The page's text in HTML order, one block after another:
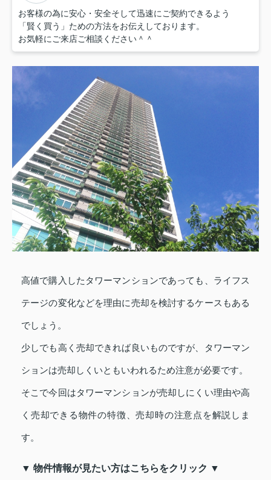
お客様の為に安心・安全そして迅速にご契約できるよう
「賢く買う」ための方法をお伝えしております。
お気軽にご来店ご相談ください＾＾
高値で購入したタワーマンションであっても、ライフス
テージの変化などを理由に売却を検討するケースもある
でしょう。
少しでも高く売却できれば良いものですが、タワーマン
ションは売却しくいともいわれるため注意が必要です。
そこで今回はタワーマンションが売却しにくい理由や高
く売却できる物件の特徴、売却時の注意点を解説しま
す。
▼ 物件情報が見たい方はこちらをクリック ▼